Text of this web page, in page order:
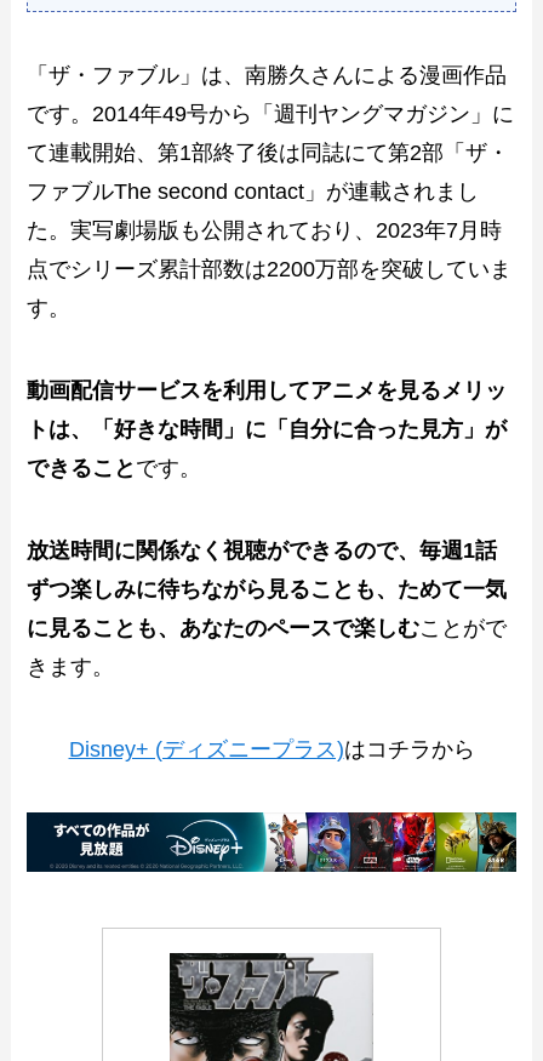
「ザ・ファブル」は、南勝久さんによる漫画作品
です。2014年49号から「週刊ヤングマガジン」に
て連載開始、第1部終了後は同誌にて第2部「ザ・
ファブルThe second contact」が連載されまし
た。実写劇場版も公開されており、2023年7月時
点でシリーズ累計部数は2200万部を突破していま
す。
動画配信サービスを利用してアニメを見るメリッ
トは、「好きな時間」に「自分に合った見方」が
できること です。
放送時間に関係なく視聴ができるので、毎週1話
ずつ楽しみに待ちながら見ることも、ためて一気
に見ることも、あなたのペースで楽しむことがで
きます。
Disney+ (ディズニープラス)はコチラから